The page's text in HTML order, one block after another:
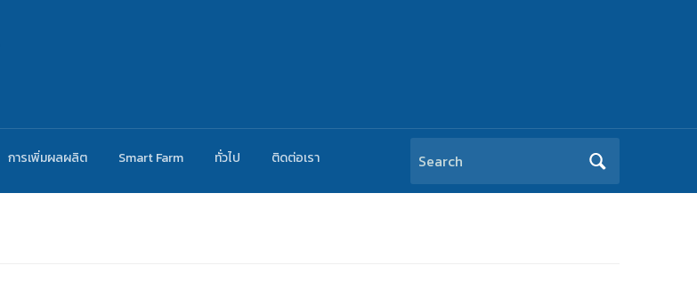
การเพิ่มผลผลิต Smart Farm ทั่วไป ติดต่อเรา
Search